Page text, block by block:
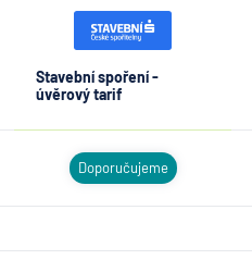
Stavební spoření -
úvěrový tarif
Doporučujeme